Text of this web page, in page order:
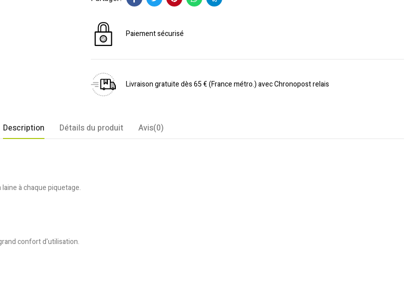
Paiement sécurisé
Livraison gratuite dès 65 € (France métro.) avec Chronopost relais
Description Détails du produit Avis(0)
à chaque piquetage.
confort d'utilisation.